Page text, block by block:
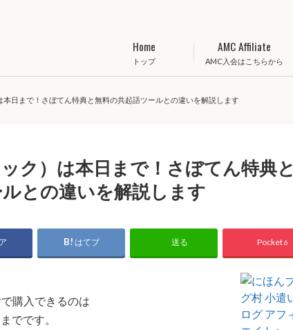
トップ
Home
AMC入会はこちらから
AMC Affiliate
日まで！さぼてん特典と無料の共起語ツールとの違いを解説します
ク）は本日まで！さぼてん特典と
との違いを解説します
はてブ 送る Pocket6
購入できるのは
でです。